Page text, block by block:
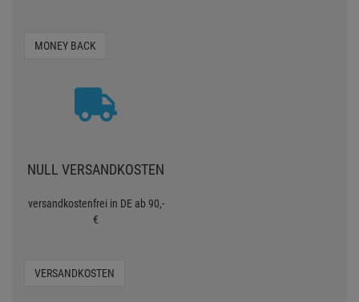
MONEY BACK
NULL VERSANDKOSTEN
versandkostenfrei in DE ab 90,-
€
VERSANDKOSTEN